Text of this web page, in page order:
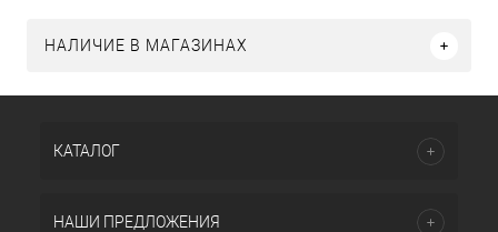
НАЛИЧИЕ В МАГАЗИНАХ
КАТАЛОГ
НАШИ ПРЕДЛОЖЕНИЯ